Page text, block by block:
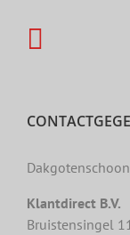
Klantdirect B.V.
Bruistensingel